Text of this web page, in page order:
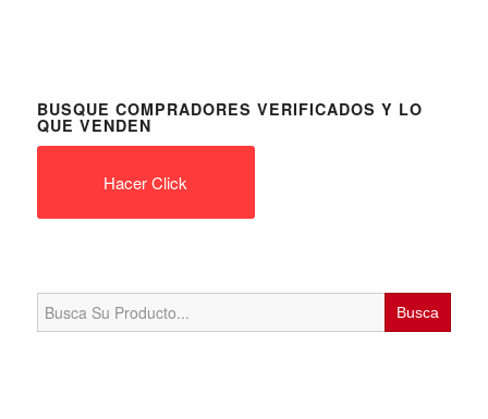
BUSQUE COMPRADORES VERIFICADOS Y LO
QUE VENDEN
Hacer Click
Search
for: